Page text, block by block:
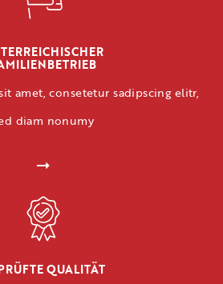
amet, consetetur sadipscing elitr,
diam nonumy
QUALITÄT